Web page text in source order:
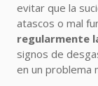
evitar que la
atascos o mal
regularmente
signos de
en un problema